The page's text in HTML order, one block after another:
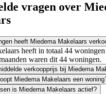
vragen over
heeft Miedema Makelaars
heeft in totaal 44
waren dit 44 woningen.
verkoopprijs bij Miedema
Miedema Makelaars een
is Miedema Makelaars actief?